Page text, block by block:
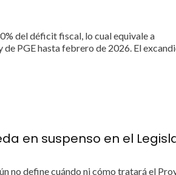
del déficit fiscal, lo cual equivale a
PGE hasta febrero de 2026. El
en suspenso en el
no define cuándo ni cómo tratará el